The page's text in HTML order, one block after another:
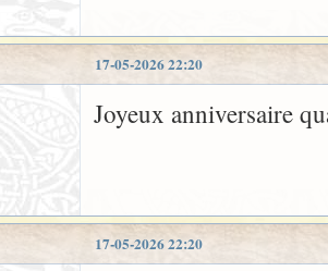
17-05-2026 22:20
Joyeux anniversaire
17-05-2026 22:20